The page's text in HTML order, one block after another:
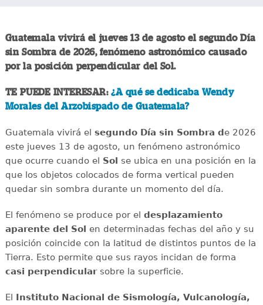
Guatemala vivirá el jueves 13 de agosto el segundo Día
sin Sombra de 2026, fenómeno astronómico causado
por la posición perpendicular del Sol.
TE PUEDE INTERESAR:¿A qué se dedicaba Wendy
Morales del Arzobispado de Guatemala?
Guatemala vivirá el segundo Día sin Sombra de 2026
este jueves 13 de agosto, un fenómeno astronómico
que ocurre cuando el Sol se ubica en una posición en la
que los objetos colocados de forma vertical pueden
quedar sin sombra durante un momento del día.
El fenómeno se produce por el desplazamiento
aparente del Sol en determinadas fechas del año y su
posición coincide con la latitud de distintos puntos de la
Tierra. Esto permite que sus rayos incidan de forma
casi perpendicularsobre la superficie.
El Instituto Nacional de Sismología, Vulcanología,